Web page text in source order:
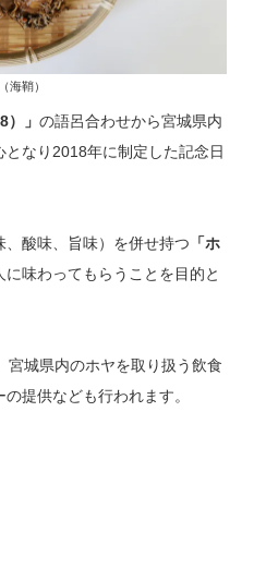
海鞘）
）」 の語呂合わせから宮城県内
なり2018年に制定した記念日
酸味、旨味）を併せ持つ 「ホ
味わってもらうことを目的と
宮城県内のホヤを取り扱う飲食
提供なども行われます。